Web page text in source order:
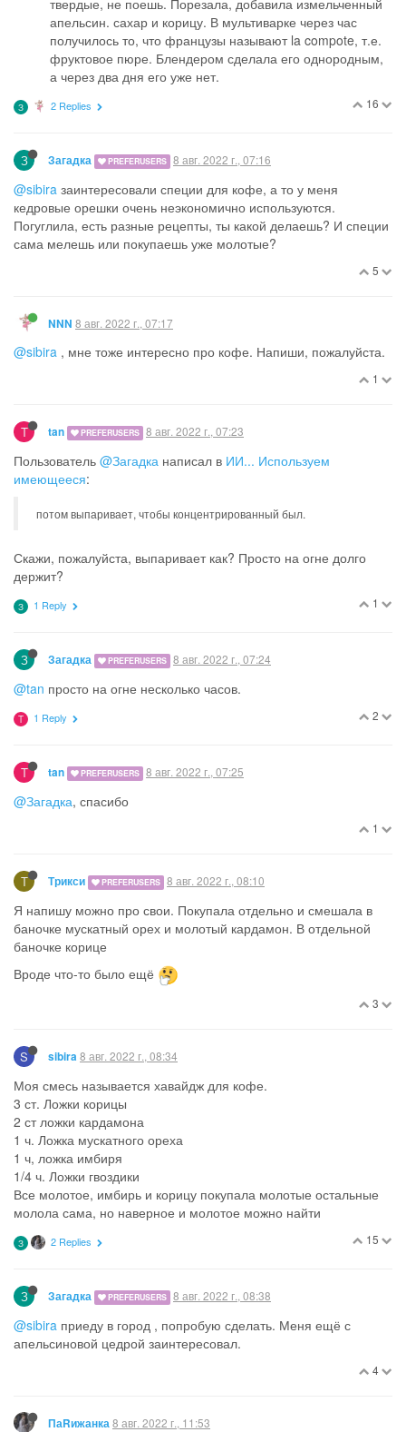
апельсин. сахар и корицу. В мультиварке через час
получилось то, что французы называют la compote, т.е.
фруктовое пюре. Блендером сделала его однородным,
а через два дня его уже нет.
16
З 2 Replies
З Загадка PREFERUSERS 8 авг. 2022 г., 07:16
@sibira заинтересовали специи для кофе, а то у меня
кедровые орешки очень неэкономично используются.
Погуглила, есть разные рецепты, ты какой делаешь? И специи
сама мелешь или покупаешь уже молотые?
5
NNN 8 авг. 2022 г., 07:17
@sibira , мне тоже интересно про кофе. Напиши, пожалуйста.
1
T tan PREFERUSERS 8 авг. 2022 г., 07:23
Пользователь @Загадка написал в ИИ... Используем
имеющееся:
потом выпаривает, чтобы концентрированный был.
Скажи, пожалуйста, выпаривает как? Просто на огне долго
держит?
1
З 1 Reply
З Загадка PREFERUSERS 8 авг. 2022 г., 07:24
@tan просто на огне несколько часов.
2
T 1 Reply
T tan PREFERUSERS 8 авг. 2022 г., 07:25
@Загадка, спасибо
1
Т Трикси PREFERUSERS 8 авг. 2022 г., 08:10
Я напишу можно про свои. Покупала отдельно и смешала в
баночке мускатный орех и молотый кардамон. В отдельной
баночке корице
Вроде что-то было ещё
3
S sibira 8 авг. 2022 г., 08:34
Моя смесь называется хавайдж для кофе.
3 ст. Ложки корицы
2 ст ложки кардамона
1 ч. Ложка мускатного ореха
1 ч, ложка имбиря
1/4 ч. Ложки гвоздики
Все молотое, имбирь и корицу покупала молотые остальные
молола сама, но наверное и молотое можно найти
15
З 2 Replies
З Загадка PREFERUSERS 8 авг. 2022 г., 08:38
@sibira приеду в город , попробую сделать. Меня ещё с
апельсиновой цедрой заинтересовал.
4
ПаRижанка8 авг. 2022 г., 11:53